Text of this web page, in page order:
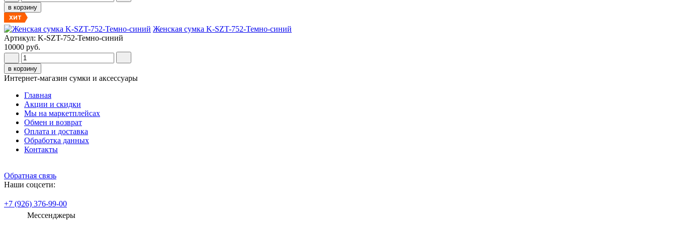
в корзину
ХИТ
Женская сумка K-SZT-752-Темно-синий
Артикул: K-SZT-752-Темно-синий
10000 руб.
в корзину
Интернет-магазин сумки и аксессуары
Главная
Акции и скидки
Мы на маркетплейсах
Обмен и возврат
Оплата и доставка
Обработка данных
Контакты
Обратная связь
Наши соцсети:
+7 (926) 376-99-00
Мессенджеры